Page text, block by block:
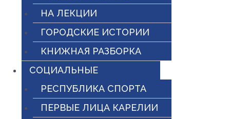
НА ЛЕКЦИИ
ГОРОДСКИЕ ИСТОРИИ
КНИЖНАЯ РАЗБОРКА
СОЦИАЛЬНЫЕ
РЕСПУБЛИКА СПОРТА
ПЕРВЫЕ ЛИЦА КАРЕЛИИ